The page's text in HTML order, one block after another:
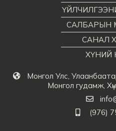
Монгол Улс,
Монгол гудамж,
(976)
САЛБАРЫН
САНАЛ
ХҮНИЙ